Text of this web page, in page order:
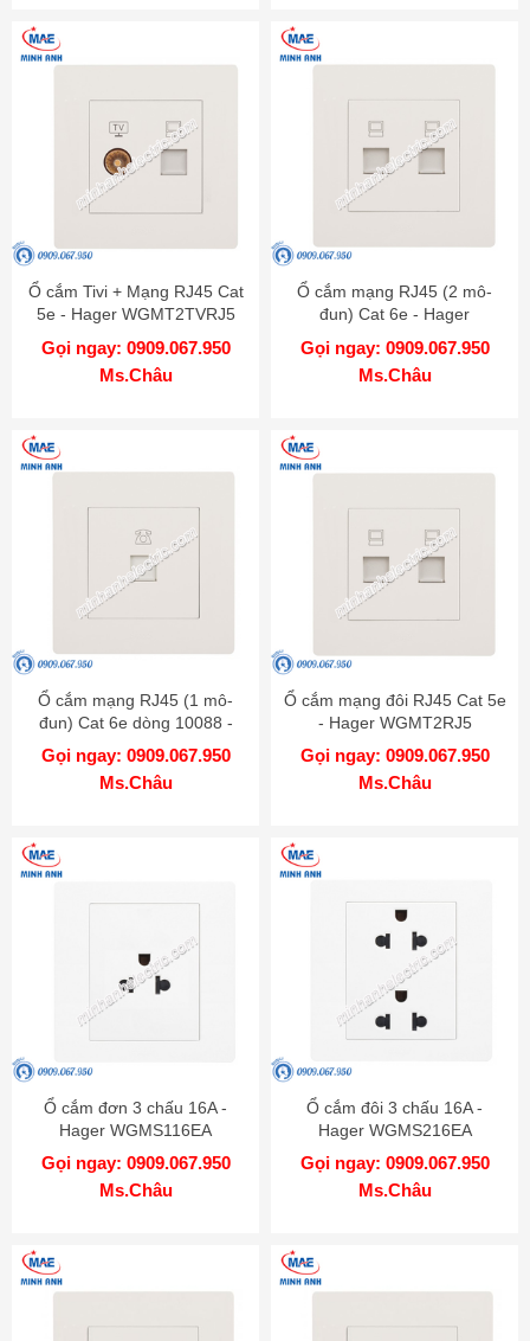
Ổ cắm Tivi + Mạng RJ45 Cat
5e - Hager WGMT2TVRJ5
Gọi ngay: 0909.067.950
Ms.Châu
Ổ cắm mạng RJ45 (2 mô-
đun) Cat 6e - Hager
WGMT2RJ6
Gọi ngay: 0909.067.950
Ms.Châu
Ổ cắm mạng RJ45 (1 mô-
đun) Cat 6e dòng 10088 -
Hager WGT1RJ6
Gọi ngay: 0909.067.950
Ms.Châu
Ổ cắm mạng đôi RJ45 Cat 5e
- Hager WGMT2RJ5
Gọi ngay: 0909.067.950
Ms.Châu
Ổ cắm đơn 3 chấu 16A -
Hager WGMS116EA
Gọi ngay: 0909.067.950
Ms.Châu
Ổ cắm đôi 3 chấu 16A -
Hager WGMS216EA
Gọi ngay: 0909.067.950
Ms.Châu